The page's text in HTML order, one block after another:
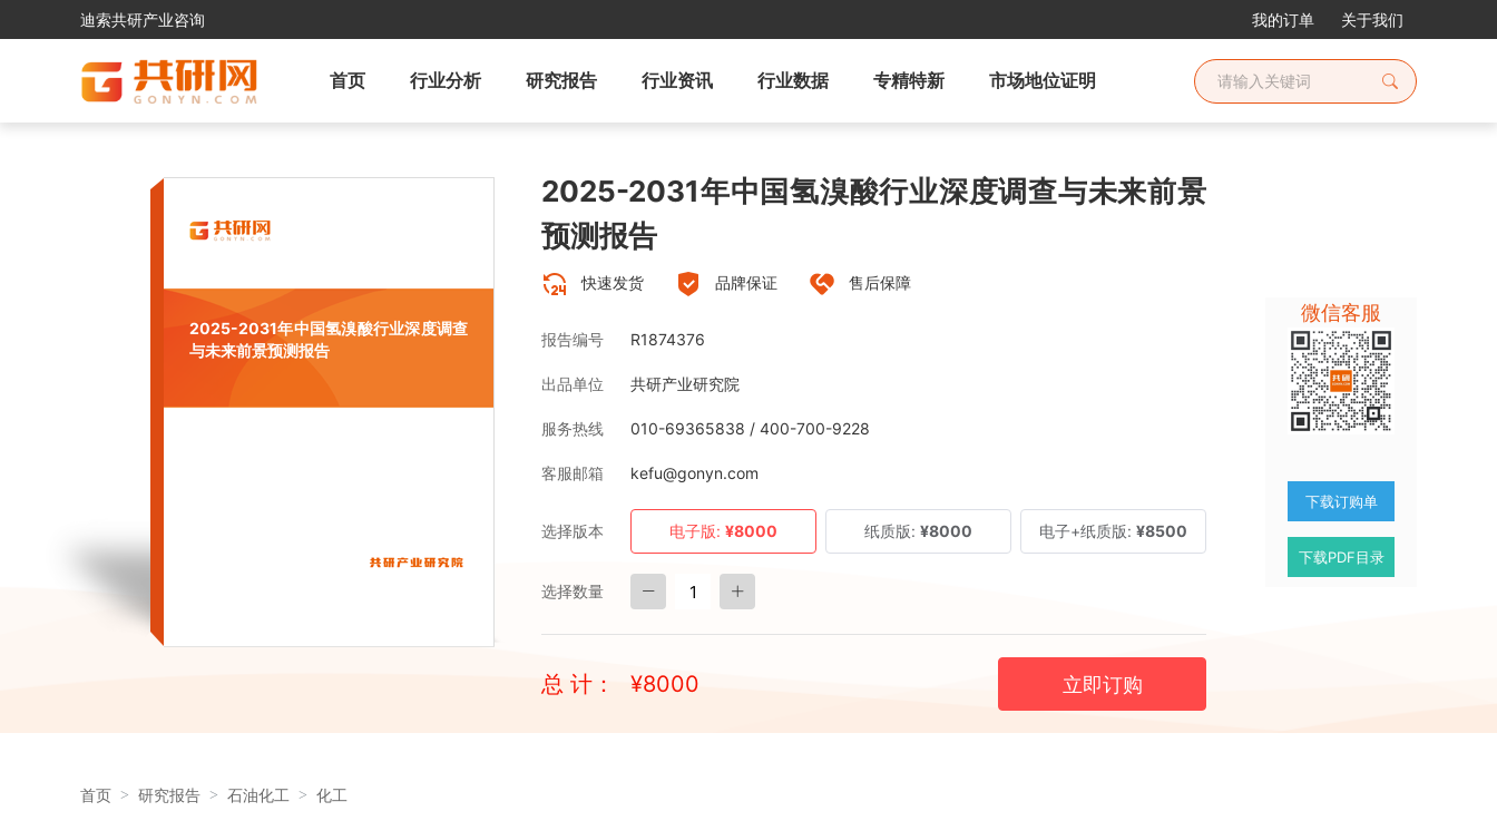
迪索共研产业咨询 我的订单 关于我们
首页 行业分析 研究报告 行业资讯 行业数据 专精特新 市场地位证明
2025-2031年中国氢溴酸行业深度调查
与未来前景预测报告
2025-2031年中国氢溴酸行业深度调查与未来前景
预测报告
快速发货 品牌保证 售后保障
报告编号 R1874376
出品单位 共研产业研究院
服务热线 010-69365838 / 400-700-9228
客服邮箱 kefu@gonyn.com
选择版本 电子版: ¥8000 纸质版: ¥8000 电子+纸质版: ¥8500
选择数量
总 计： ¥8000 立即订购
微信客服
下载订购单
下载PDF目录
首页 研究报告 石油化工 化工